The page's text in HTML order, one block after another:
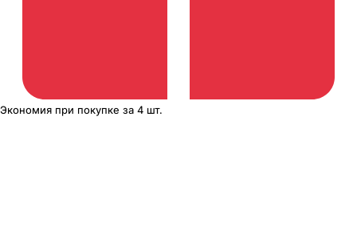
Экономия при покупке за 4 шт.